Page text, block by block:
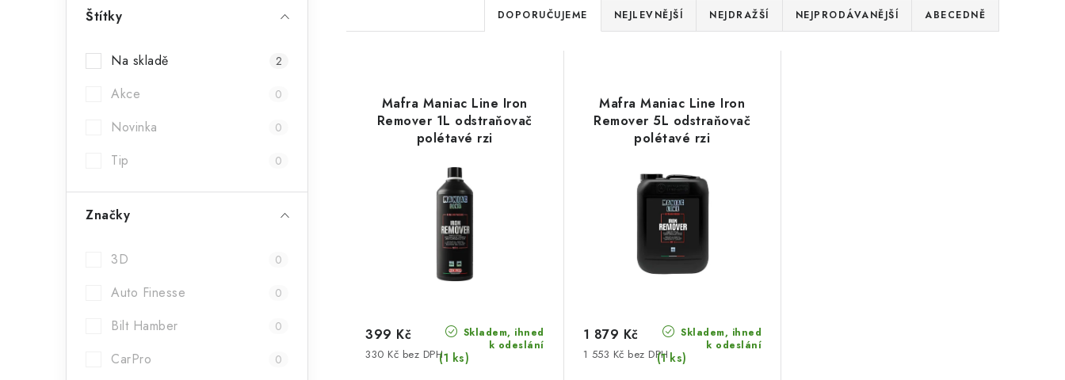
a
Štítky
Na skladě 2
Akce 0
Novinka 0
Tip 0
Značky
3D 0
Auto Finesse 0
Bilt Hamber 0
CarPro 0
Ř
a
e
n
k
DOPORUČUJEME NEJLEVNĚJŠÍ NEJDRAŽŠÍ NEJPRODÁVANĚJŠÍ ABECEDNĚ
Mafra Maniac Line Iron
Remover 1L odstraňovač
polétavé rzi
Skladem, ihned
k odeslání
(1 ks)
330 Kč bez DPH
399 Kč
Mafra Maniac Line Iron
Remover 5L odstraňovač
polétavé rzi
Skladem, ihned
k odeslání
(1 ks)
1 553 Kč bez DPH
1 879 Kč